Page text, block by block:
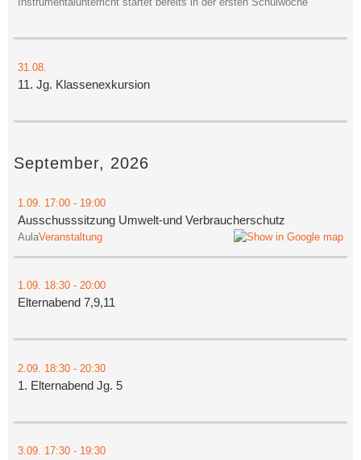
31.08.
11. Jg. Klassenexkursion
September, 2026
1.09. 17:00 - 19:00
Ausschusssitzung Umwelt-und Verbraucherschutz
AulaVeranstaltung
1.09. 18:30 - 20:00
Elternabend 7,9,11
2.09. 18:30 - 20:30
1. Elternabend Jg. 5
3.09. 17:30 - 19:30